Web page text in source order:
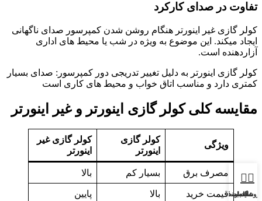
تفاوت در صدای کارکرد
کولر گازی غیر اینورتر هنگام روشن شدن کمپرسور صدای ناگهانی
ایجاد میکند. این موضوع به ویژه در شب یا محیط های اداری
آزاردهنده است.
کولر گازی اینورتر به دلیل تغییر تدریجی دور کمپرسور: صدای بسیار
کمتری دارد و مناسب اتاق خواب و محیط های کاری است
مقایسه کلی کولر گازی اینورتر و غیر اینورتر
ویژگی
کولر گازی
اینورتر
کولر گازی غیر
اینورتر
مصرف برق بسیار کم بالا
قیمت خرید بالا پایین فروشگاه
سایدبار
علاقه مندی
سبد خرید
حساب کاربری من